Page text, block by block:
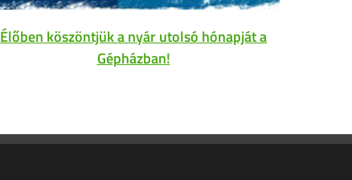
Élőben köszöntjük a nyár utolsó hónapját a
Gépházban!